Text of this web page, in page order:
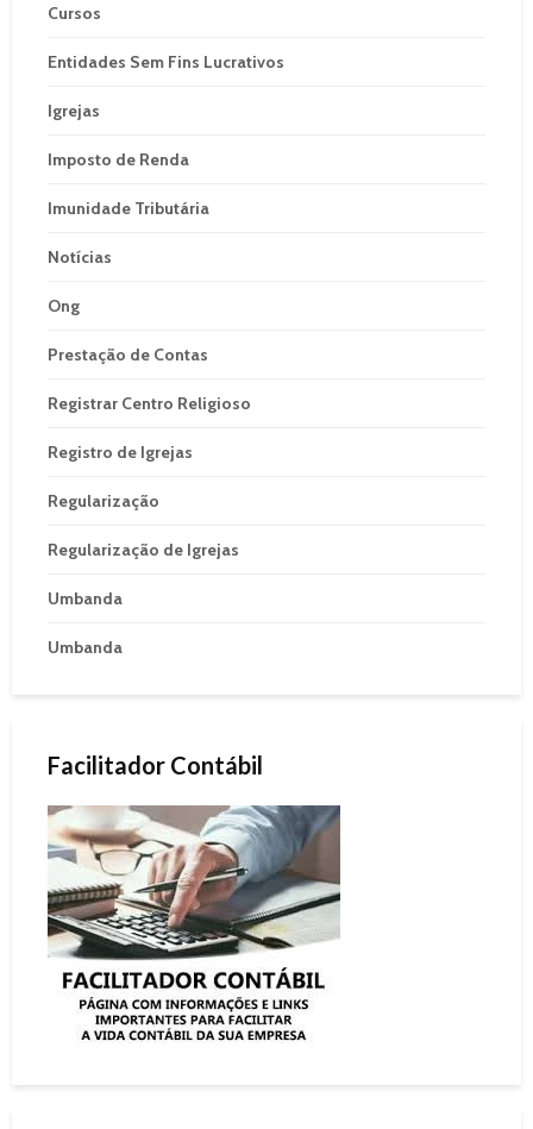
Cursos
Entidades Sem Fins Lucrativos
Igrejas
Imposto de Renda
Imunidade Tributária
Notícias
Ong
Prestação de Contas
Registrar Centro Religioso
Registro de Igrejas
Regularização
Regularização de Igrejas
Umbanda
Umbanda
Facilitador Contábil